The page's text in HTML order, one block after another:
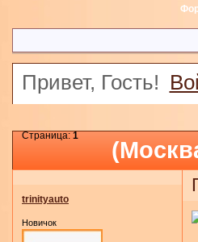
Привет, Гость!
Страница:1
trinityauto
Новичок